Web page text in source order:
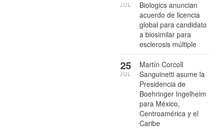
Biologics anuncian
acuerdo de licencia
global para candidato
a biosimilar para
esclerosis múltiple
JUL
Martín Corcoll
Sanguinetti asume la
Presidencia de
Boehringer Ingelheim
para México,
Centroamérica y el
Caribe
25
JUL